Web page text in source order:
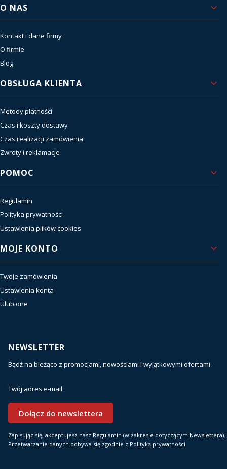
Linki w stopce
O NAS
Kontakt i dane firmy
O firmie
Blog
OBSŁUGA KLIENTA
Metody płatności
Czas i koszty dostawy
Czas realizacji zamówienia
Zwroty i reklamacje
POMOC
Regulamin
Polityka prywatności
Ustawienia plików cookies
MOJE KONTO
Twoje zamówienia
Ustawienia konta
Ulubione
NEWSLETTER
Bądź na bieżąco z promocjami, nowościami i wyjątkowymi ofertami.
Twój adres e-mail
Dołącz do newslettera
Zapisując się, akceptujesz nasz Regulamin (w zakresie dotyczącym Newslettera).
Przetwarzanie danych odbywa się zgodnie z Polityką prywatności.